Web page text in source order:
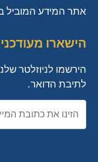
אתר המידע המוביל
הישארו
הירשמו לניוזלטר
לתיבת הדואר.
אימייל